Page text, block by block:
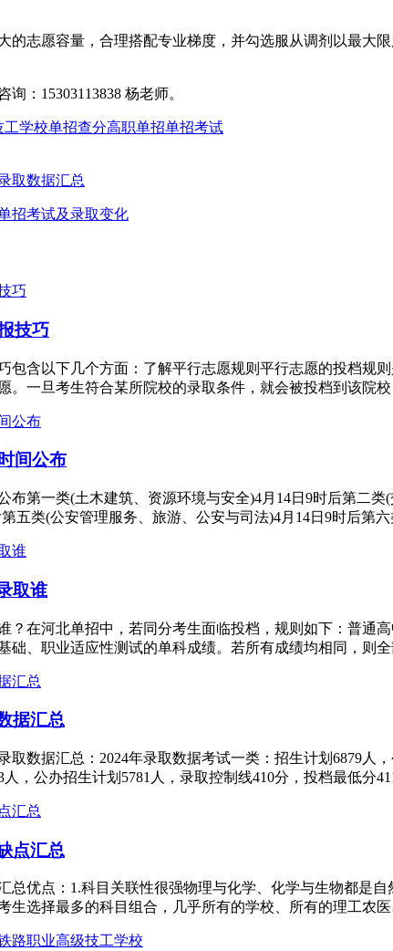
的志愿容量，合理搭配专业梯度，并勾选服从调剂以最大
：15303113838 杨老师。
工学校单招查分高职单招单招考试
取数据汇总
招考试及录取变化
技巧
包含以下几个方面：了解平行志愿规则平行志愿的投档规
。一旦考生符合某所院校的录取条件，就会被投档到该院
间公布
布第一类(土木建筑、资源环境与安全)4月14日9时后第二
五类(公安管理服务、旅游、公安与司法)4月14日9时后第
取谁
？在河北单招中，若同分考生面临投档，规则如下：普通
础、职业适应性测试的单科成绩。若所有成绩均相同，则
据汇总
取数据汇总：2024年录取数据考试一类：招生计划6879人
，公办招生计划5781人，录取控制线410分，投档最低分
点汇总
总优点：1.科目关联性很强物理与化学、化学与生物都是
生选择最多的科目组合，几乎所有的学校、所有的理工